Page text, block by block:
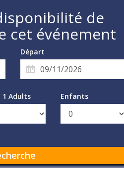
de
cet événement
Départ
1 Adults Enfants